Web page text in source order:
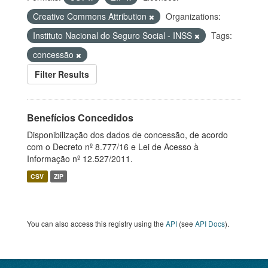
Creative Commons Attribution
Organizations:
Instituto Nacional do Seguro Social - INSS
Tags:
concessão
Filter Results
Benefícios Concedidos
Disponibilização dos dados de concessão, de acordo
com o Decreto nº 8.777/16 e Lei de Acesso à
Informação nº 12.527/2011.
CSV ZIP
You can also access this registry using the API (see API Docs).